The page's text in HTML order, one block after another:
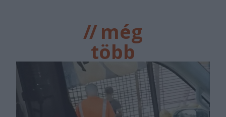
//még
több
főtér.ro